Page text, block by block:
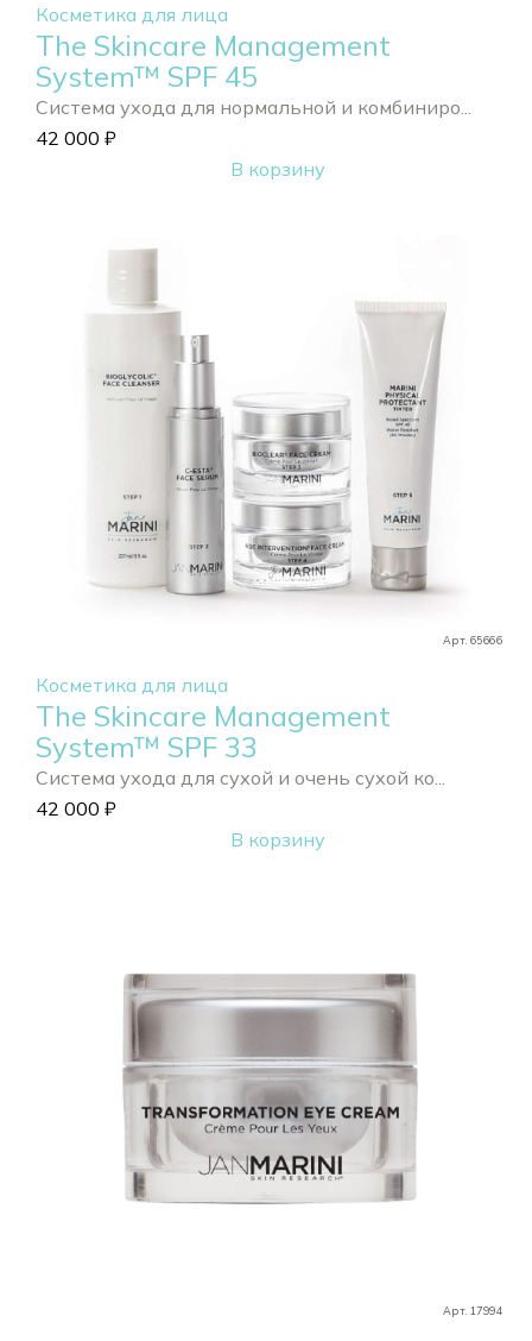
Косметика для лица
The Skincare Management
System™ SPF 45
Система ухода для нормальной и комбиниро...
42 000 ₽
В корзину
Арт. 65666
Косметика для лица
The Skincare Management
System™ SPF 33
Система ухода для сухой и очень сухой ко...
42 000 ₽
В корзину
Арт. 17994